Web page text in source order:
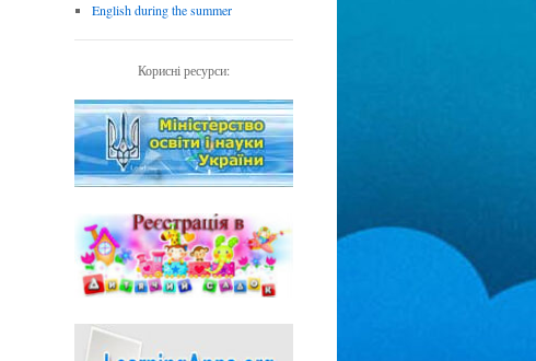
English during the summer
Корисні ресурси: